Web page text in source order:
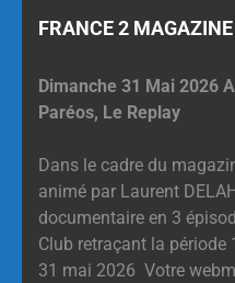
FRANCE 2
Dimanche 31 Mai 2026
Paréos, Le Replay
Dans le cadre du
animé par Laurent
documentaire en 3
Club retraçant la
31 mai 2026 Votre